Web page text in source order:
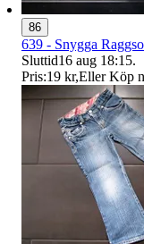
86
639 - Snygga
Sluttid16 aug 18:15.
Pris:19 kr,Eller Köp